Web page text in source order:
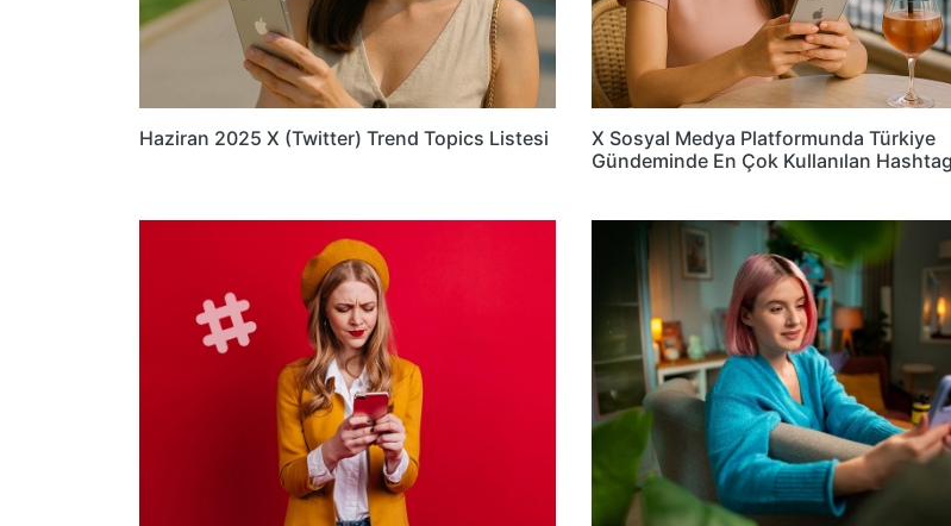
Haziran 2025 X (Twitter) Trend Topics Listesi
X Sosyal Medya Platformunda Türkiye
Gündeminde En Çok Kullanılan